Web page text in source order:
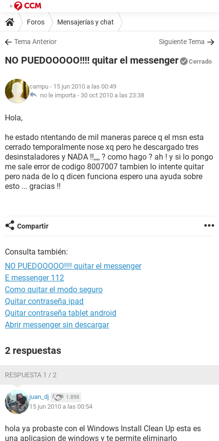
Foros Mensajerías y chat
Tema Anterior Siguiente Tema
NO PUEDOOOOO!!!! quitar el messenger Cerrado
campu - 15 jun 2010 a las 00:49
no le importa - 30 oct 2010 a las 23:38
Hola,
he estado ntentando de mil maneras parece q el msn esta
cerrado temporalmente nose xq pero he descargado tres
desinstaladores y NADA !!,,,, ? como hago ? ah ! y si lo pongo
me sale error de codigo 8007007 tambien lo intente quitar
pero nada de lo q dicen funciona espero una ayuda sobre
esto ... gracias !!
Compartir
Consulta también:
NO PUEDOOOOO!!!! quitar el messenger
E messenger 112
Como quitar el modo seguro
Quitar contraseña ipad
Quitar contraseña tablet android
Abrir messenger sin descargar
2 respuestas
RESPUESTA 1 / 2
juan_dj 1.898
15 jun 2010 a las 00:54
hola ya probaste con el Windows Install Clean Up esta es
una aplicasion de windows y te permite eliminarlo